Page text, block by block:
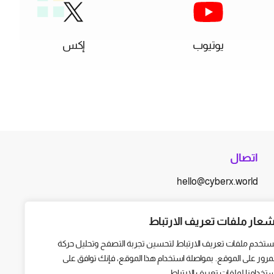
ملفات تعريف الارتباط
ملفات تعريف الارتباط لتحسين تجربة التصفح وتحليل حركة
على الموقع. بمواصلة استخدام هذا الموقع، فإنك توافق على
يوتيوب إكس
اتصال
hello@cyberx.world